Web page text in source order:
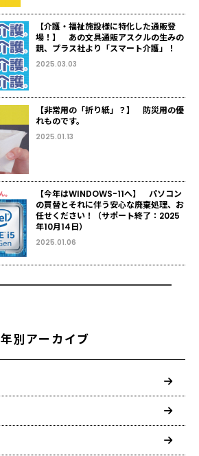
【介護・福祉施設様に特化した通販登
場！】 あの文具通販アスクルの生みの
親、プラス社より「スマート介護」！
2025.03.03
【非常用の「折り紙」？】 防災用の優
れものです。
2025.01.13
【今年はWINDOWS-11へ】 パソコン
の買替とそれに伴う安心な廃棄処理、お
任せください！（サポート終了：2025
年10月14日）
2025.01.06
年別アーカイブ